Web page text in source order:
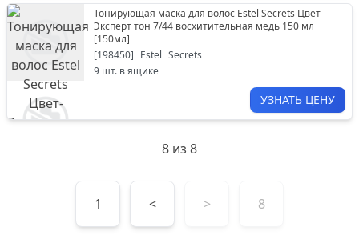
Тонирующая маска для волос Estel Secrets Цвет-
Эксперт тон 7/44 восхитительная медь 150 мл
[150мл]
[198450] Estel Secrets
9 шт. в ящике
УЗНАТЬ ЦЕНУ
8 из 8
1 < > 8